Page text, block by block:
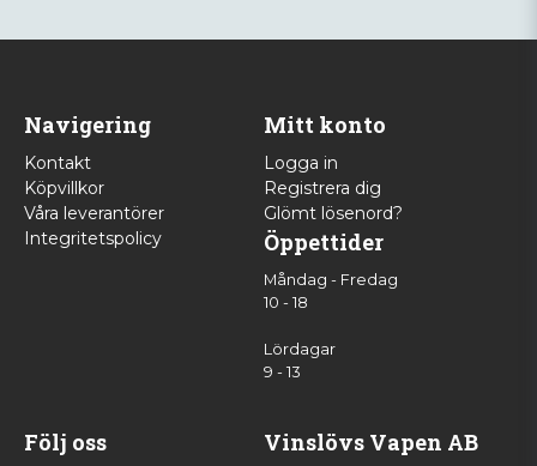
Navigering
Kontakt
Köpvillkor
Våra leverantörer
Integritetspolicy
Mitt konto
Logga in
Registrera dig
Glömt lösenord?
Öppettider
Måndag - Fredag
10 - 18
Lördagar
9 - 13
Följ oss Vinslövs Vapen AB